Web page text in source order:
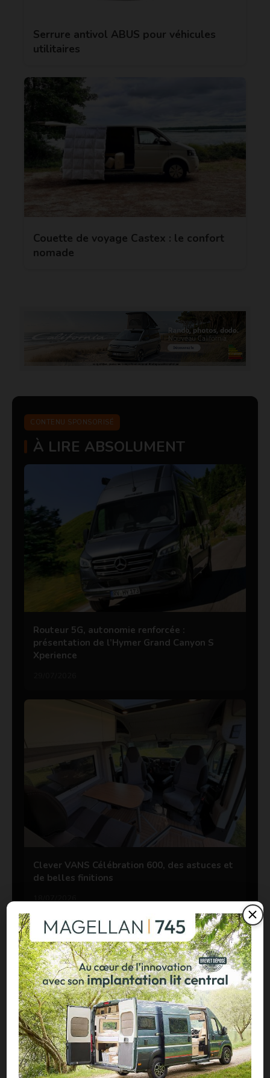
Serrure antivol ABUS pour véhicules
utilitaires
Couette de voyage Castex : le confort
nomade
CONTENU SPONSORISÉ
À LIRE ABSOLUMENT
Routeur 5G, autonomie renforcée :
présentation de l’Hymer Grand Canyon S
Xperience
Clever VANS Célébration 600, des astuces et
de belles finitions